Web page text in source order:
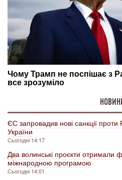
ЄС запровадив нові санкції проти
України
Сьогодні 14:17
Два волинські проєкти отримали
міжнародною програмою
Сьогодні 14:01